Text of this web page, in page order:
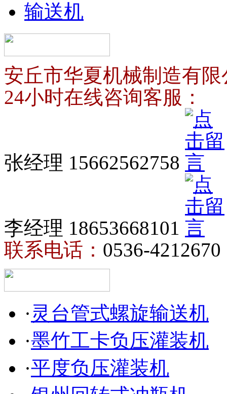
输送机
安丘市华夏机械制造有限
24小时在线咨询客服：
张经理 15662562758
李经理 18653668101
联系电话： 0536-4212670
· 灵台管式螺旋输送机
·墨竹工卡负压灌装机
·平度负压灌装机